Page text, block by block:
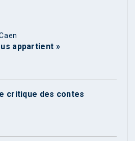
appartient »
critique des contes